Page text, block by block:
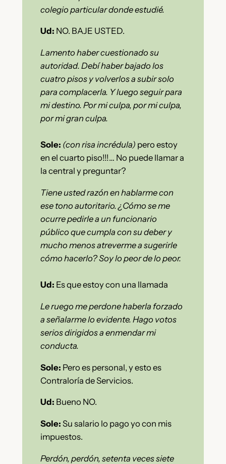
colegio particular donde estudié.
Ud: NO. BAJE USTED.
Lamento haber cuestionado su
autoridad. Debí haber bajado los
cuatro pisos y volverlos a subir solo
para complacerla. Y luego seguir para
mi destino. Por mi culpa, por mi culpa,
por mi gran culpa.
Sole: (con risa incrédula) pero estoy
en el cuarto piso!!!… No puede llamar a
la central y preguntar?
Tiene usted razón en hablarme con
ese tono autoritario. ¿Cómo se me
ocurre pedirle a un funcionario
público que cumpla con su deber y
mucho menos atreverme a sugerirle
cómo hacerlo? Soy lo peor de lo peor.
Ud: Es que estoy con una llamada
Le ruego me perdone haberla forzado
a señalarme lo evidente. Hago votos
serios dirigidos a enmendar mi
conducta.
Sole: Pero es personal, y esto es
Contraloría de Servicios.
Ud: Bueno NO.
Sole: Su salario lo pago yo con mis
impuestos.
Perdón, perdón, setenta veces siete